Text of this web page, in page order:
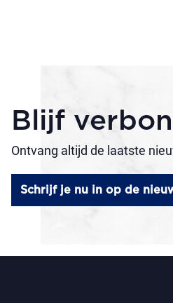
Blijf
Ontvang altijd de laatste
Schrijf je nu in op de